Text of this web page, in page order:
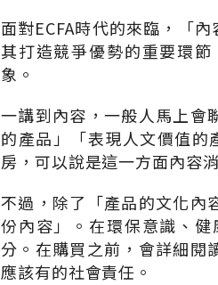
面對ECFA時代的來臨，「
其打造競爭優勢的重要環
象。
一講到內容，一般人馬上會
的產品」「表現人文價值
房，可以說是這一方面內容
不過，除了「產品的文化內
份內容」。在環保意識、
分。在購買之前，會詳細閱
應該有的社會責任。